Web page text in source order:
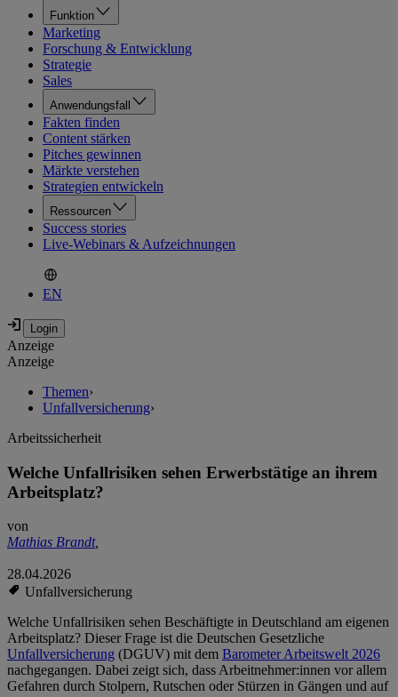
Funktion
Marketing
Forschung & Entwicklung
Strategie
Sales
Anwendungsfall
Fakten finden
Content stärken
Pitches gewinnen
Märkte verstehen
Strategien entwickeln
Ressourcen
Success stories
Live-Webinars & Aufzeichnungen
EN
Anzeige
Anzeige
Themen›
Unfallversicherung›
Arbeitssicherheit
Welche Unfallrisiken sehen Erwerbstätige an ihrem
Arbeitsplatz?
von
Mathias Brandt,
28.04.2026
Unfallversicherung
Welche Unfallrisiken sehen Beschäftigte in Deutschland am eigenen
Arbeitsplatz? Dieser Frage ist die Deutschen Gesetzliche
Unfallversicherung (DGUV) mit dem Barometer Arbeitswelt 2026
nachgegangen. Dabei zeigt sich, dass Arbeitnehmer:innen vor allem
Gefahren durch Stolpern, Rutschen oder Stürzen in Gängen und auf